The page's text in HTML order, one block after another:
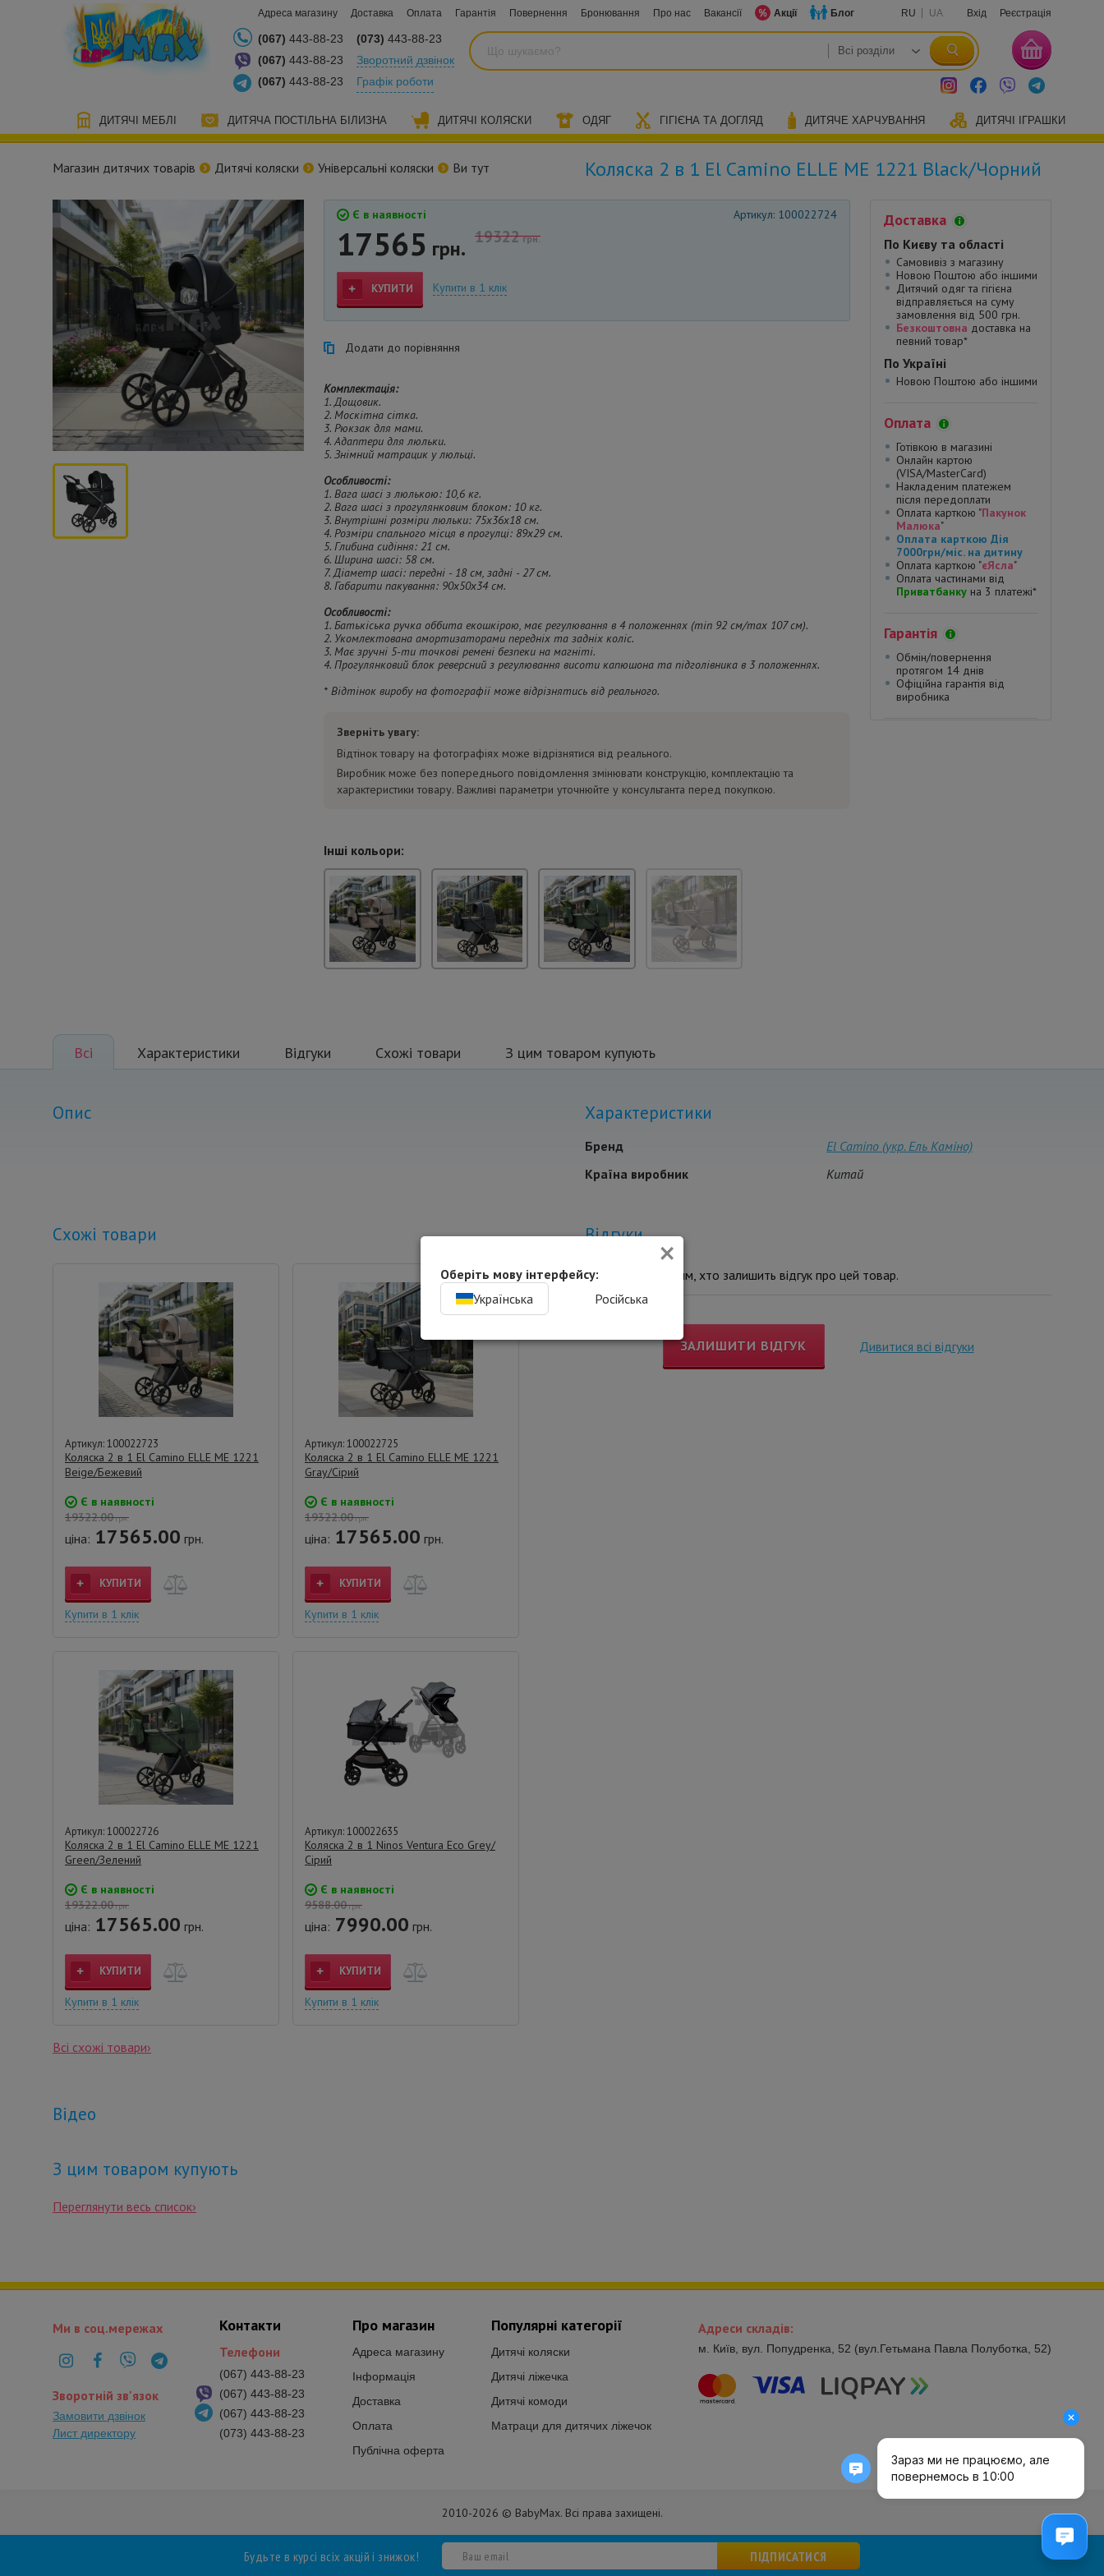
Адреса магазину Доставка Оплата Гарантія Повернення Бронювання Про нас Вакансії Акції Блог RU UA Вхід Реєстрація
(067) 443-88-23
(067) 443-88-23
(067) 443-88-23
(073) 443-88-23
Зворотний дзвінок
Графік роботи
ДИТЯЧІ МЕБЛІ ДИТЯЧА ПОСТІЛЬНА БІЛИЗНА ДИТЯЧІ КОЛЯСКИ ОДЯГ ГІГІЄНА ТА ДОГЛЯД ДИТЯЧЕ ХАРЧУВАННЯ ДИТЯЧІ ІГРАШКИ
Магазин дитячих товарів Дитячі коляски Універсальні коляски Ви тут Коляска 2 в 1 El Camino ELLE ME 1221 Black/Чорний
Є в наявності Артикул: 100022724
19322грн.
17565 грн.
КУПИТИ Купити в 1 клік
Додати до порівняння
Комплектація:
1. Дощовик.
2. Москітна сітка.
3. Рюкзак для мами.
4. Адаптери для люльки.
5. Знімний матрацик у люльці.
Особливості:
1. Вага шасі з люлькою: 10,6 кг.
2. Вага шасі з прогулянковим блоком: 10 кг.
3. Внутрішні розміри люльки: 75х36х18 см.
4. Розміри спального місця в прогулці: 89х29 см.
5. Глибина сидіння: 21 см.
6. Ширина шасі: 58 см.
7. Діаметр шасі: передні - 18 см, задні - 27 см.
8. Габарити пакування: 90х50х34 см.
Особливості:
1. Батькіська ручка оббита екошкірою, має регулювання в 4 положеннях (min 92 см/max 107 см).
2. Укомлектована амортизаторами передніх та задніх коліс.
3. Має зручні 5-ти точкові ремені безпеки на магніті.
4. Прогулянковий блок реверсний з регулювання висоти капюшона та підголівника в 3 положеннях.
* Відтінок виробу на фотографії може відрізнятись від реального.
Зверніть увагу:
Відтінок товару на фотографіях може відрізнятися від реального.
Виробник може без попереднього повідомлення змінювати конструкцію, комплектацію та
характеристики товару. Важливі параметри уточнюйте у консультанта перед покупкою.
Інші кольори:
Доставка
По Києву та області
Самовивіз з магазину
Новою Поштою або іншими
Дитячий одяг та гігієна
відправляється на суму
замовлення від 500 грн.
Безкоштовна доставка на
певний товар*
По Україні
Новою Поштою або іншими
Оплата
Готівкою в магазині
Онлайн картою
(VISA/MasterCard)
Накладеним платежем
після передоплати
Оплата карткою "Пакунок
Малюка"
Оплата карткою Дія
7000грн/міс. на дитину
Оплата карткою "єЯсла"
Оплата частинами від
Приватбанку на 3 платежі*
Гарантія
Обмін/повернення
протягом 14 днів
Офіційна гарантія від
виробника
Всі Характеристики Відгуки Схожі товари З цим товаром купують
Опис Характеристики
Бренд
El Camino (укр. Ель Каміно)
Країна виробник
Китай
Схожі товари
Артикул: 100022723
Коляска 2 в 1 El Camino ELLE ME 1221
Beige/Бежевий
Є в наявності
19322.00грн.
ціна: 17565.00 грн.
КУПИТИ
Купити в 1 клік
Артикул: 100022725
Коляска 2 в 1 El Camino ELLE ME 1221
Gray/Сірий
Є в наявності
19322.00грн.
ціна: 17565.00 грн.
КУПИТИ
Купити в 1 клік
Артикул: 100022726
Коляска 2 в 1 El Camino ELLE ME 1221
Green/Зелений
Є в наявності
19322.00грн.
ціна: 17565.00 грн.
КУПИТИ
Купити в 1 клік
Артикул: 100022635
Коляска 2 в 1 Ninos Ventura Eco Grey/
Сірий
Є в наявності
9588.00грн.
ціна: 7990.00 грн.
КУПИТИ
Купити в 1 клік
Всі схожі товари›
Відгуки
Ви будете Першим, хто залишить відгук про цей товар.
ЗАЛИШИТИ ВІДГУК Дивитися всі відгуки
Відео
З цим товаром купують
Переглянути весь список›
Популярні категорії
Дитячі коляски
Дитячі ліжечка
Дитячі комоди
Матраци для дитячих ліжечок
Про магазин
Адреса магазину
Інформація
Доставка
Оплата
Публічна оферта
Контакти
Телефони
(067) 443-88-23
(067) 443-88-23
(067) 443-88-23
(073) 443-88-23
Адреси складів:
м. Київ, вул. Попудренка, 52 (вул.Гетьмана Павла Полуботка, 52)
Ми в соц.мережах
Зворотній зв'язок
Замовити дзвінок
Лист директору
2010-2026 © BabyMax. Всі права захищені.
Будьте в курсі всіх акцій і знижок! ПІДПИСАТИСЯ
×
Оберіть мову інтерфейсу:
Українська
Російська